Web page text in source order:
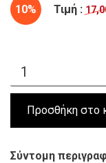
10% Τιμή :
Σύντομη